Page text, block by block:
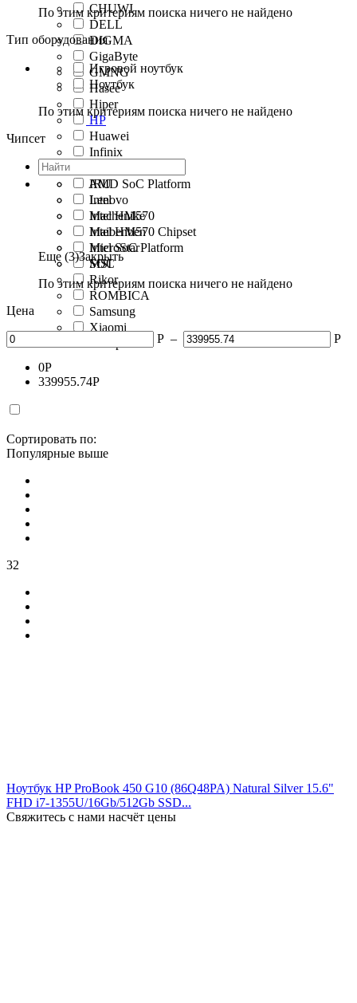
CHUWI
DELL
DIGMA
GigaByte
GMNG
Hasee
Hiper
HP
Huawei
Infinix
IRU
Lenovo
Machenike
Maibenben
MicroStar
MSI
Rikor
ROMBICA
Samsung
Xiaomi
По этим критериям поиска ничего не найдено
Тип оборудования
Игровой ноутбук
Ноутбук
По этим критериям поиска ничего не найдено
Чипсет
AMD SoC Platform
Intel
Intel HM570
Intel HM570 Chipset
Intel SoC Platform
SOC
Еще (3)Закрыть
По этим критериям поиска ничего не найдено
Цена
Р – Р
0Р
339955.74Р
Сортировать по:
Популярные выше
32
Ноутбук HP ProBook 450 G10 (86Q48PA) Natural Silver 15.6"
FHD i7-1355U/16Gb/512Gb SSD...
Свяжитесь с нами насчёт цены